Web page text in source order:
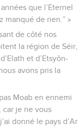
que l’Eternel
manqué de rien.” »
de côté nos
la région de Séir,
et d’Etsyôn-
avons pris la
Moab en ennemi
car je ne vous
donné le pays d’Ar